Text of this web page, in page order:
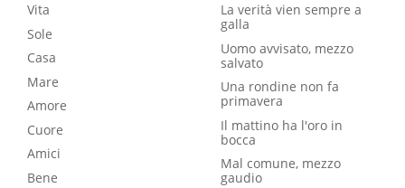
Vita
Sole
Casa
Mare
Amore
Cuore
Amici
Bene
La verità vien sempre a
galla
Uomo avvisato, mezzo
salvato
Una rondine non fa
primavera
Il mattino ha l'oro in
bocca
Mal comune, mezzo
gaudio